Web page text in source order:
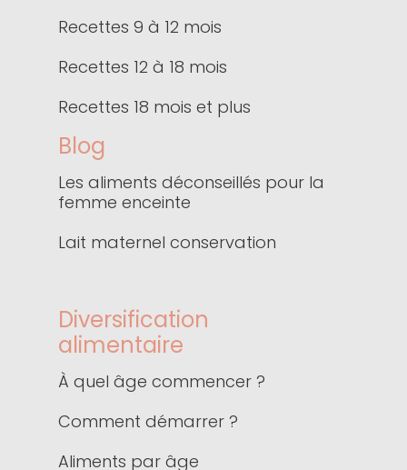
Recettes 9 à 12 mois
Recettes 12 à 18 mois
Recettes 18 mois et plus
Blog
Les aliments déconseillés pour la
femme enceinte
Lait maternel conservation
Diversification
alimentaire
À quel âge commencer ?
Comment démarrer ?
Aliments par âge